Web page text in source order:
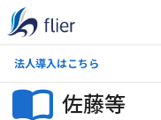
法人導入はこちら
佐藤等